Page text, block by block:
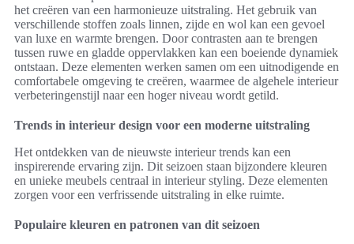
het creëren van een harmonieuze uitstraling. Het gebruik van
verschillende stoffen zoals linnen, zijde en wol kan een gevoel
van luxe en warmte brengen. Door contrasten aan te brengen
tussen ruwe en gladde oppervlakken kan een boeiende dynamiek
ontstaan. Deze elementen werken samen om een uitnodigende en
comfortabele omgeving te creëren, waarmee de algehele interieur
verbeteringenstijl naar een hoger niveau wordt getild.
Trends in interieur design voor een moderne uitstraling
Het ontdekken van de nieuwste interieur trends kan een
inspirerende ervaring zijn. Dit seizoen staan bijzondere kleuren
en unieke meubels centraal in interieur styling. Deze elementen
zorgen voor een verfrissende uitstraling in elke ruimte.
Populaire kleuren en patronen van dit seizoen